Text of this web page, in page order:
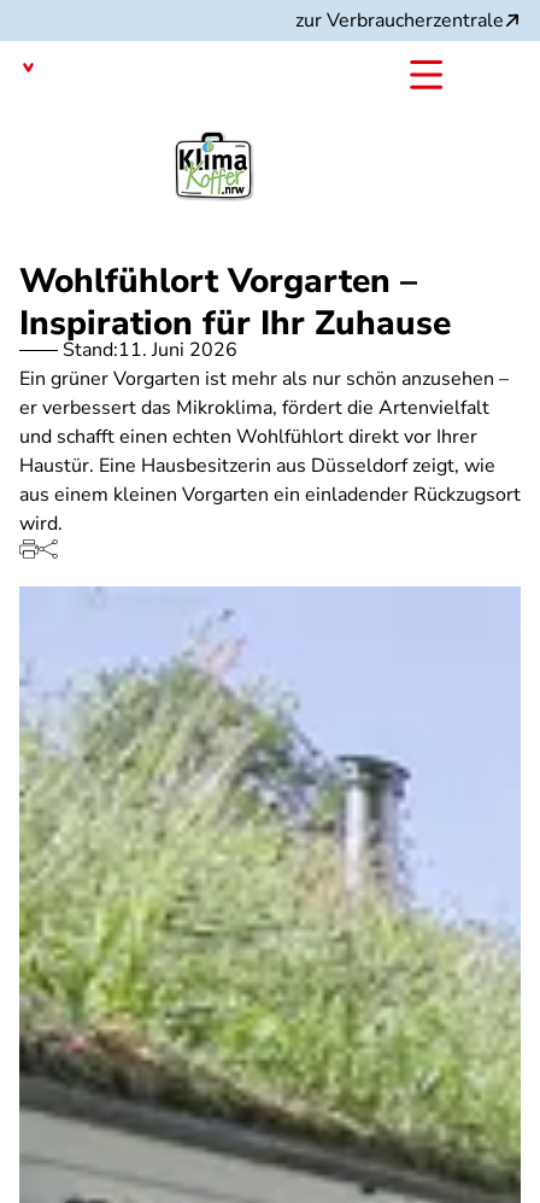
zum
Inhalt
zur Verbraucherzentrale
Wohlfühlort Vorgarten –
Inspiration für Ihr Zuhause
Stand:11. Juni 2026
Ein grüner Vorgarten ist mehr als nur schön anzusehen –
er verbessert das Mikroklima, fördert die Artenvielfalt
und schafft einen echten Wohlfühlort direkt vor Ihrer
Haustür. Eine Hausbesitzerin aus Düsseldorf zeigt, wie
aus einem kleinen Vorgarten ein einladender Rückzugsort
wird.